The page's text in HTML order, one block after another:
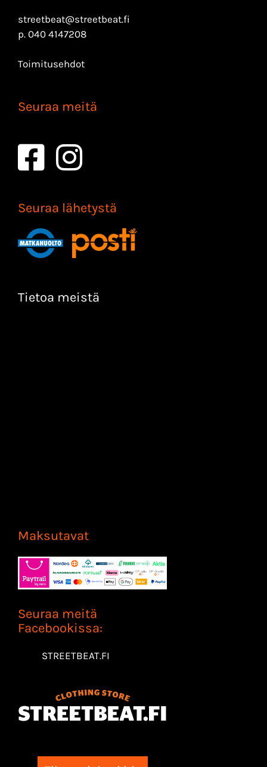
streetbeat@streetbeat.fi
p. 040 4147208
Toimitusehdot
Seuraa meitä
Seuraa lähetystä
Tietoa meistä
Maksutavat
Seuraa meitä
Facebookissa:
STREETBEAT.FI